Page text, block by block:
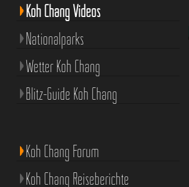
Koh Chang Videos
Nationalparks
Wetter Koh Chang
Blitz-Guide Koh Chang
Koh Chang Forum
Koh Chang Reiseberichte